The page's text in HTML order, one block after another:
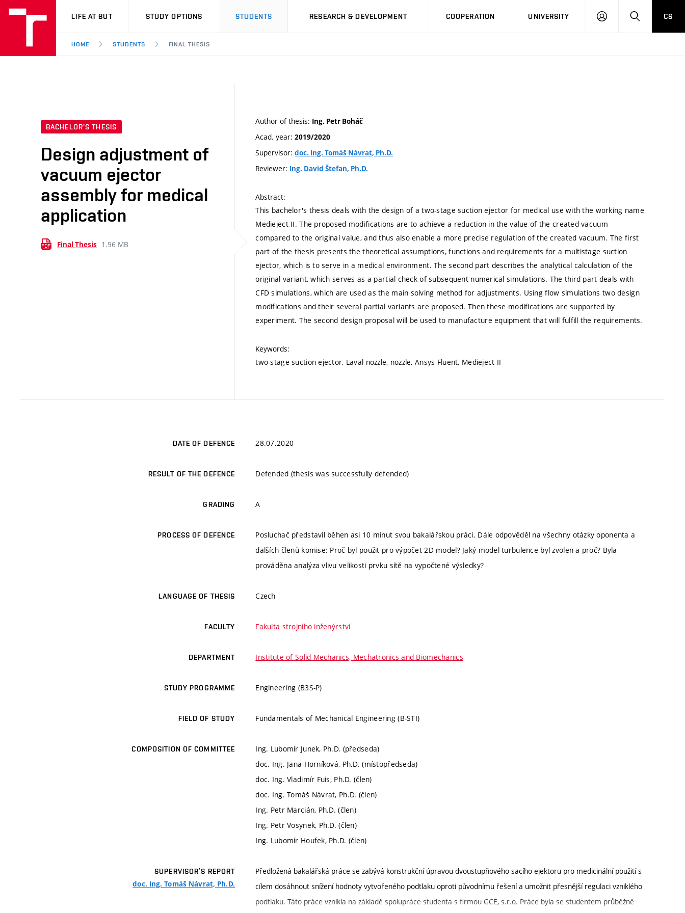
VUT
LIFE AT BUT STUDY OPTIONS STUDENTS RESEARCH & DEVELOPMENT COOPERATION UNIVERSITY
LOG
SEARCHCS
HOME STUDENTS FINAL THESIS
BACHELOR'S THESIS
Design adjustment of
vacuum ejector
assembly for medical
application
Final Thesis 1.96 MB
Author of thesis: Ing. Petr Boháč
Acad. year:2019/2020
Supervisor:doc. Ing. Tomáš Návrat, Ph.D.
Reviewer: Ing. David Štefan, Ph.D.
Abstract:
This bachelor's thesis deals with the design of a two-stage suction ejector for medical use with the working name
Medieject II. The proposed modifications are to achieve a reduction in the value of the created vacuum
compared to the original value, and thus also enable a more precise regulation of the created vacuum. The first
part of the thesis presents the theoretical assumptions, functions and requirements for a multistage suction
ejector, which is to serve in a medical environment. The second part describes the analytical calculation of the
original variant, which serves as a partial check of subsequent numerical simulations. The third part deals with
CFD simulations, which are used as the main solving method for adjustments. Using flow simulations two design
modifications and their several partial variants are proposed. Then these modifications are supported by
experiment. The second design proposal will be used to manufacture equipment that will fulfill the requirements.
Keywords:
two-stage suction ejector, Laval nozzle, nozzle, Ansys Fluent, Medieject II
DATE OF DEFENCE 28.07.2020
RESULT OF THE DEFENCE Defended (thesis was successfully defended)
GRADING A
PROCESS OF DEFENCE
Posluchač představil běhen asi 10 minut svou bakalářskou práci. Dále odpověděl na všechny otázky oponenta a
dalších členů komise: Proč byl použit pro výpočet 2D model? Jaký model turbulence byl zvolen a proč? Byla
prováděna analýza vlivu velikosti prvku sítě na vypočtené výsledky?
LANGUAGE OF THESIS Czech
FACULTY Fakulta strojního inženýrství
DEPARTMENT Institute of Solid Mechanics, Mechatronics and Biomechanics
STUDY PROGRAMME Engineering (B3S-P)
FIELD OF STUDY Fundamentals of Mechanical Engineering (B-STI)
COMPOSITION OF COMMITTEE
Ing. Lubomír Junek, Ph.D. (předseda)
doc. Ing. Jana Horníková, Ph.D. (místopředseda)
doc. Ing. Vladimír Fuis, Ph.D. (člen)
doc. Ing. Tomáš Návrat, Ph.D. (člen)
Ing. Petr Marcián, Ph.D. (člen)
Ing. Petr Vosynek, Ph.D. (člen)
Ing. Lubomír Houfek, Ph.D. (člen)
SUPERVISOR’S REPORT
doc. Ing. Tomáš Návrat, Ph.D.
Předložená bakalářská práce se zabývá konstrukční úpravou dvoustupňového sacího ejektoru pro medicinální použití s
cílem dosáhnout snížení hodnoty vytvořeného podtlaku oproti původnímu řešení a umožnit přesnější regulaci vzniklého
podtlaku. Táto práce vznikla na základě spolupráce studenta s firmou GCE, s.r.o. Práce byla se studentem průběžně